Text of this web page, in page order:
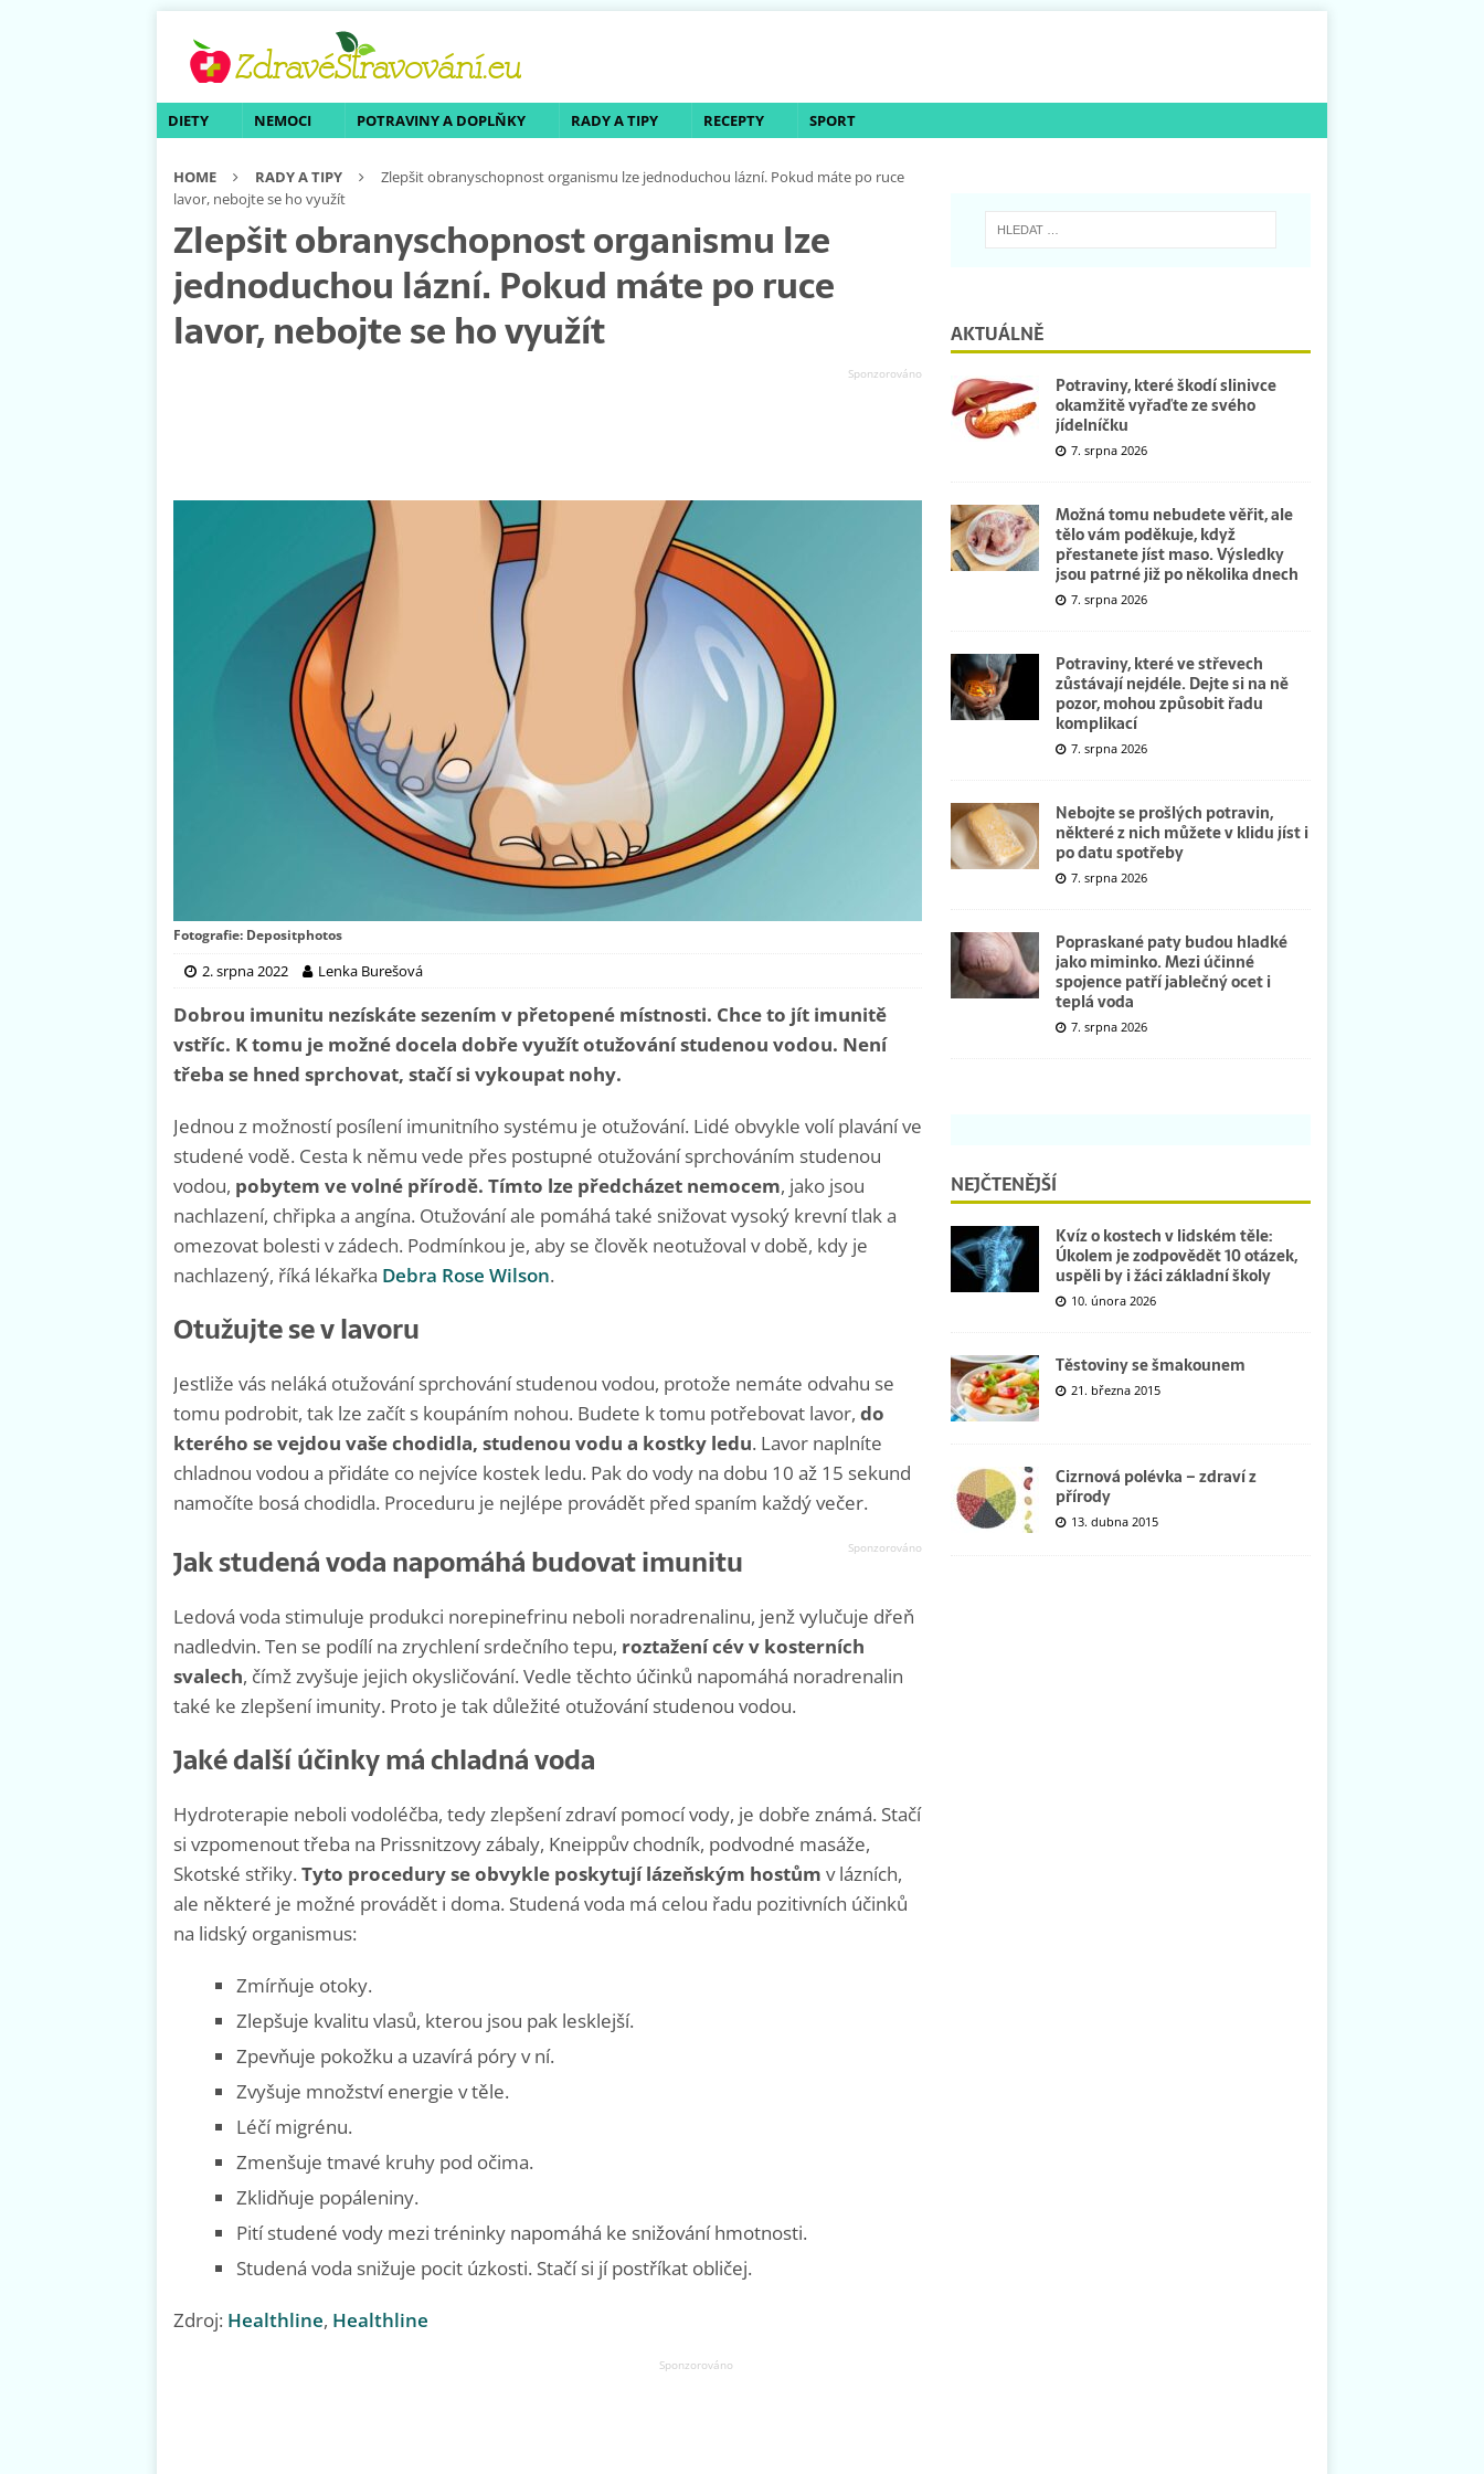
DIETY NEMOCI POTRAVINY A DOPLŇKY RADY A TIPY RECEPTY SPORT
HOME RADY A TIPY
Zlepšit obranyschopnost organismu lze jednoduchou lázní. Pokud máte po ruce
lavor, nebojte se ho využít
Zlepšit obranyschopnost organismu lze
jednoduchou lázní. Pokud máte po ruce
lavor, nebojte se ho využít
Fotografie: Depositphotos
2. srpna 2022 Lenka Burešová
Dobrou imunitu nezískáte sezením v přetopené místnosti. Chce to jít imunitě
vstříc. K tomu je možné docela dobře využít otužování studenou vodou. Není
třeba se hned sprchovat, stačí si vykoupat nohy.
Jednou z možností posílení imunitního systému je otužování. Lidé obvykle volí plavání ve
studené vodě. Cesta k němu vede přes postupné otužování sprchováním studenou
vodou, pobytem ve volné přírodě. Tímto lze předcházet nemocem, jako jsou
nachlazení, chřipka a angína. Otužování ale pomáhá také snižovat vysoký krevní tlak a
omezovat bolesti v zádech. Podmínkou je, aby se člověk neotužoval v době, kdy je
nachlazený, říká lékařka Debra Rose Wilson.
Otužujte se v lavoru
Jestliže vás neláká otužování sprchování studenou vodou, protože nemáte odvahu se
tomu podrobit, tak lze začít s koupáním nohou. Budete k tomu potřebovat lavor, do
kterého se vejdou vaše chodidla, studenou vodu a kostky ledu. Lavor naplníte
chladnou vodou a přidáte co nejvíce kostek ledu. Pak do vody na dobu 10 až 15 sekund
namočíte bosá chodidla. Proceduru je nejlépe provádět před spaním každý večer.
Jak studená voda napomáhá budovat imunitu
Ledová voda stimuluje produkci norepinefrinu neboli noradrenalinu, jenž vylučuje dřeň
nadledvin. Ten se podílí na zrychlení srdečního tepu, roztažení cév v kosterních
svalech, čímž zvyšuje jejich okysličování. Vedle těchto účinků napomáhá noradrenalin
také ke zlepšení imunity. Proto je tak důležité otužování studenou vodou.
Jaké další účinky má chladná voda
Hydroterapie neboli vodoléčba, tedy zlepšení zdraví pomocí vody, je dobře známá. Stačí
si vzpomenout třeba na Prissnitzovy zábaly, Kneippův chodník, podvodné masáže,
Skotské střiky. Tyto procedury se obvykle poskytují lázeňským hostům v lázních,
ale některé je možné provádět i doma. Studená voda má celou řadu pozitivních účinků
na lidský organismus:
Zmírňuje otoky.
Zlepšuje kvalitu vlasů, kterou jsou pak lesklejší.
Zpevňuje pokožku a uzavírá póry v ní.
Zvyšuje množství energie v těle.
Léčí migrénu.
Zmenšuje tmavé kruhy pod očima.
Zklidňuje popáleniny.
Pití studené vody mezi tréninky napomáhá ke snižování hmotnosti.
Studená voda snižuje pocit úzkosti. Stačí si jí postříkat obličej.
Zdroj: Healthline, Healthline
AKTUÁLNĚ
Potraviny, které škodí slinivce
okamžitě vyřaďte ze svého
jídelníčku
7. srpna 2026
Možná tomu nebudete věřit, ale
tělo vám poděkuje, když
přestanete jíst maso. Výsledky
jsou patrné již po několika dnech
7. srpna 2026
Potraviny, které ve střevech
zůstávají nejdéle. Dejte si na ně
pozor, mohou způsobit řadu
komplikací
7. srpna 2026
Nebojte se prošlých potravin,
některé z nich můžete v klidu jíst i
po datu spotřeby
7. srpna 2026
Popraskané paty budou hladké
jako miminko. Mezi účinné
spojence patří jablečný ocet i
teplá voda
7. srpna 2026
NEJČTENĚJŠÍ
Kvíz o kostech v lidském těle:
Úkolem je zodpovědět 10 otázek,
uspěli by i žáci základní školy
10. února 2026
Těstoviny se šmakounem
21. března 2015
Cizrnová polévka – zdraví z
přírody
13. dubna 2015